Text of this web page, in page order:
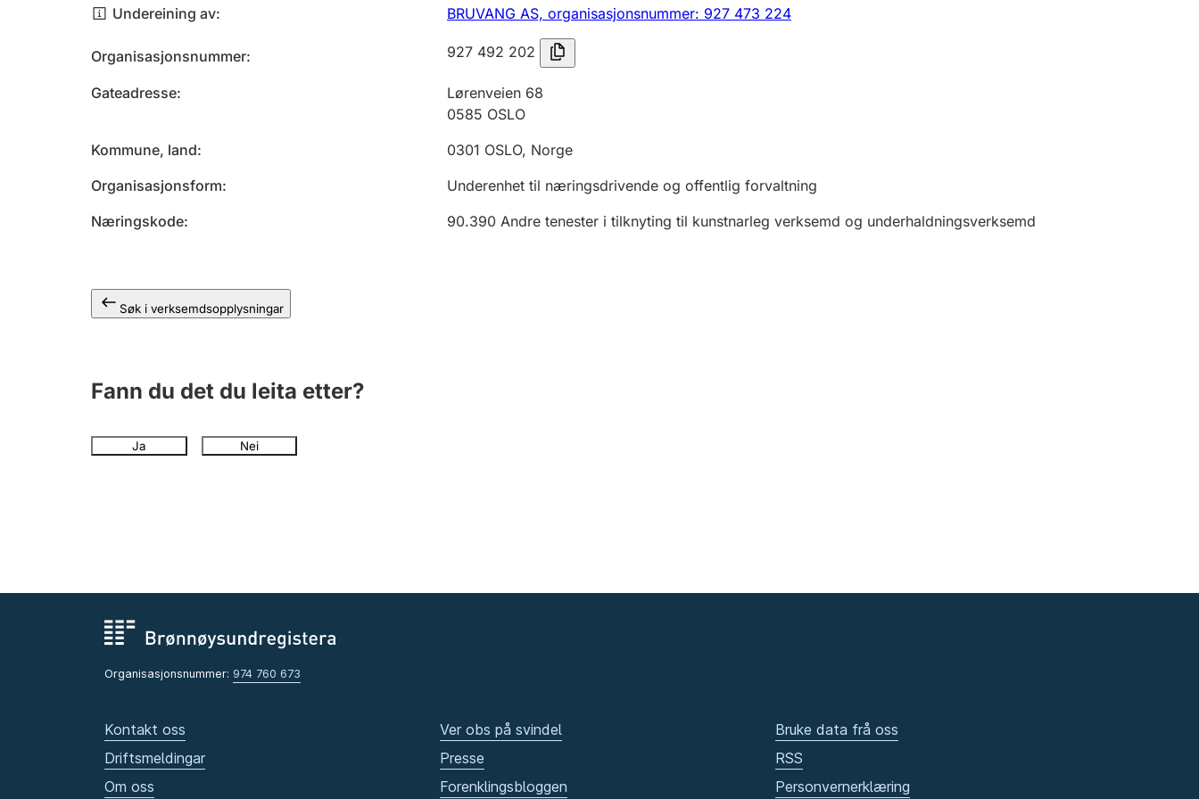
Undereining av BRUVANG AS, organisasjonsnummer: 927 473 224
Organisasjonsnummer 927 492 202
Gateadresse
Lørenveien 68
0585 OSLO
Kommune, land
0301 OSLO, Norge
Organisasjonsform
Underenhet til næringsdrivende og offentlig forvaltning
Næringskode
90.390 Andre tenester i tilknyting til kunstnarleg verksemd og underhaldningsverksemd
Søk i verksemdsopplysningar
Fann du det du leita etter?
Ja Nei
Organisasjonsnummer: 974 760 673
Kontakt oss
Driftsmeldingar
Om oss
Ver obs på svindel
Presse
Forenklingsbloggen
Bruke data frå oss
RSS
Personvernerklæring